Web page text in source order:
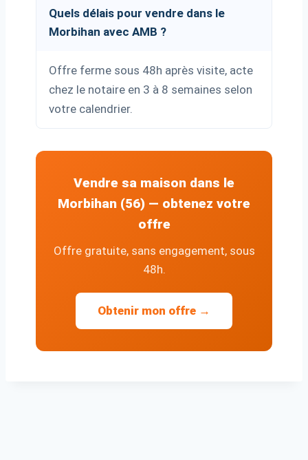
Quels délais pour vendre dans le
Morbihan avec AMB ?
Offre ferme sous 48h après visite, acte
chez le notaire en 3 à 8 semaines selon
votre calendrier.
Vendre sa maison dans le
Morbihan (56) — obtenez votre
offre
Offre gratuite, sans engagement, sous
48h.
Obtenir mon offre →